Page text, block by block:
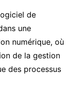
de
une
numérique, où
de la gestion
des processus